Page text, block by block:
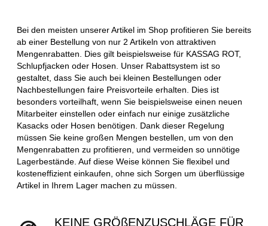
Bei den meisten unserer Artikel im Shop profitieren Sie bereits
ab einer Bestellung von nur 2 Artikeln von attraktiven
Mengenrabatten. Dies gilt beispielsweise für KASSAG ROT,
Schlupfjacken oder Hosen. Unser Rabattsystem ist so
gestaltet, dass Sie auch bei kleinen Bestellungen oder
Nachbestellungen faire Preisvorteile erhalten. Dies ist
besonders vorteilhaft, wenn Sie beispielsweise einen neuen
Mitarbeiter einstellen oder einfach nur einige zusätzliche
Kasacks oder Hosen benötigen. Dank dieser Regelung
müssen Sie keine großen Mengen bestellen, um von den
Mengenrabatten zu profitieren, und vermeiden so unnötige
Lagerbestände. Auf diese Weise können Sie flexibel und
kosteneffizient einkaufen, ohne sich Sorgen um überflüssige
Artikel in Ihrem Lager machen zu müssen.
KEINE GRÖßENZUSCHLÄGE FÜR